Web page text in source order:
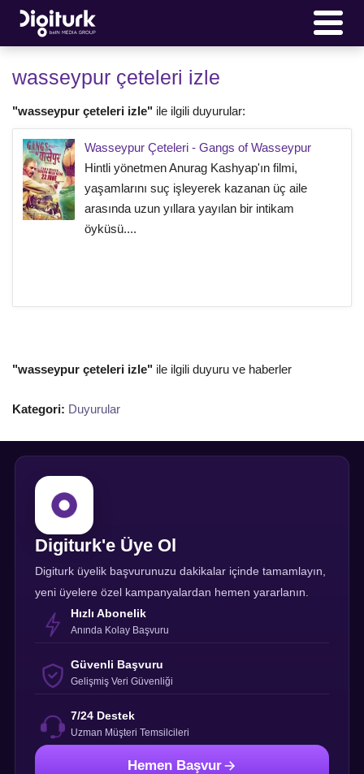
wasseypur çeteleri izle
"wasseypur çeteleri izle" ile ilgili duyurular:
Wasseypur Çeteleri - Gangs of Wasseypur
Hintli yönetmen Anurag Kashyap'ın filmi,
yaşamlarını suç işleyerek kazanan üç aile
arasında uzun yıllara yayılan bir intikam
öyküsü....
"wasseypur çeteleri izle" ile ilgili duyuru ve haberler
Kategori: Duyurular
Digiturk'e Üye Ol
Digiturk üyelik başvurunuzu dakikalar içinde tamamlayın,
yeni üyelere özel kampanyalardan hemen yararlanın.
Hızlı Abonelik
Anında Kolay Başvuru
Güvenli Başvuru
Gelişmiş Veri Güvenliği
7/24 Destek
Uzman Müşteri Temsilcileri
Hemen Başvur